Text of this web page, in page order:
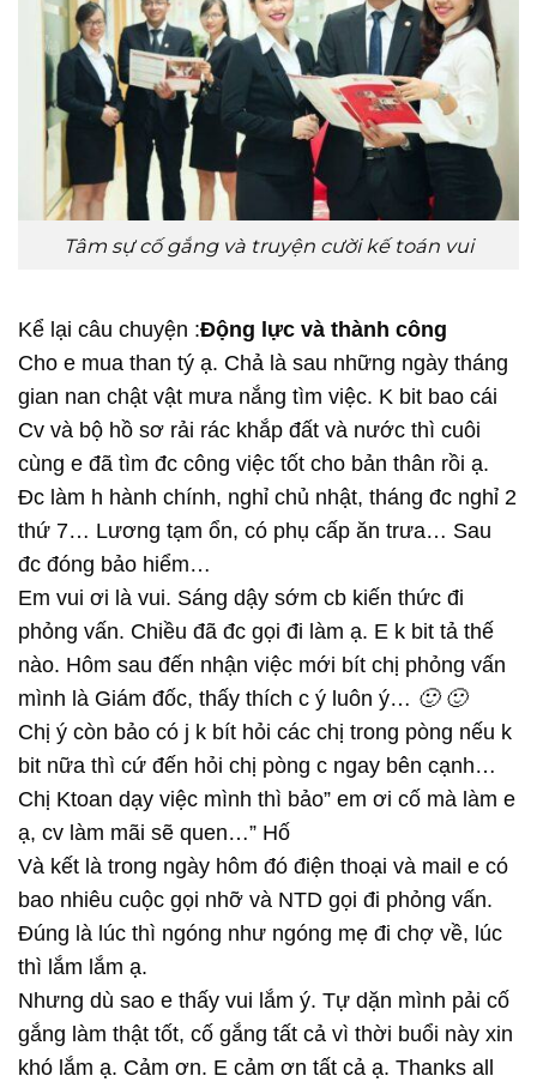
Tâm sự cố gắng và truyện cười kế toán vui
Kể lại câu chuyện :Động lực và thành công
Cho e mua than tý ạ. Chả là sau những ngày tháng
gian nan chật vật mưa nắng tìm việc. K bit bao cái
Cv và bộ hồ sơ rải rác khắp đất và nước thì cuôi
cùng e đã tìm đc công việc tốt cho bản thân rồi ạ.
Đc làm h hành chính, nghỉ chủ nhật, tháng đc nghỉ 2
thứ 7… Lương tạm ổn, có phụ cấp ăn trưa… Sau
đc đóng bảo hiểm…
Em vui ơi là vui. Sáng dậy sớm cb kiến thức đi
phỏng vấn. Chiều đã đc gọi đi làm ạ. E k bit tả thế
nào. Hôm sau đến nhận việc mới bít chị phỏng vấn
mình là Giám đốc, thấy thích c ý luôn ý… 🙂 🙂
Chị ý còn bảo có j k bít hỏi các chị trong pòng nếu k
bit nữa thì cứ đến hỏi chị pòng c ngay bên cạnh…
Chị Ktoan dạy việc mình thì bảo” em ơi cố mà làm e
ạ, cv làm mãi sẽ quen…” Hố
Và kết là trong ngày hôm đó điện thoại và mail e có
bao nhiêu cuộc gọi nhỡ và NTD gọi đi phỏng vấn.
Đúng là lúc thì ngóng như ngóng mẹ đi chợ về, lúc
thì lắm lắm ạ.
Nhưng dù sao e thấy vui lắm ý. Tự dặn mình pải cố
gắng làm thật tốt, cố gắng tất cả vì thời buổi này xin
khó lắm ạ. Cảm ơn. E cảm ơn tất cả ạ. Thanks all